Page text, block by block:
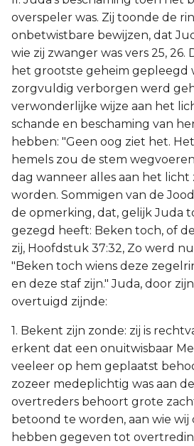
overspeler was. Zij toonde de
onbetwistbare bewijzen, dat
wie zij zwanger was vers 25, 26.
het grootste geheim gepleegd
zorgvuldig verborgen werd
verwonderlijke wijze aan het
schande en beschaming van
hebben: "Geen oog ziet het.
hemels zou de stem
dag wanneer alles aan het licht
worden. Sommigen van de
de opmerking, dat, gelijk Juda
gezegd heeft: Beken toch, of
zij, Hoofdstuk 37:32, Zo werd
"Beken toch wiens deze
en deze staf zijn." Juda, door
overtuigd zijnde:
1. Bekent zijn zonde: zij is
erkent dat een onuitwisbaar
veeleer op hem geplaatst
zozeer medeplichtig was aan
overtreders behoort grote
betoond te worden, aan wie wij
hebben gegeven tot